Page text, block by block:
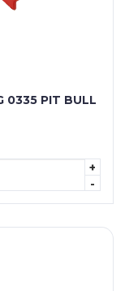
0335 PIT BULL
+
-